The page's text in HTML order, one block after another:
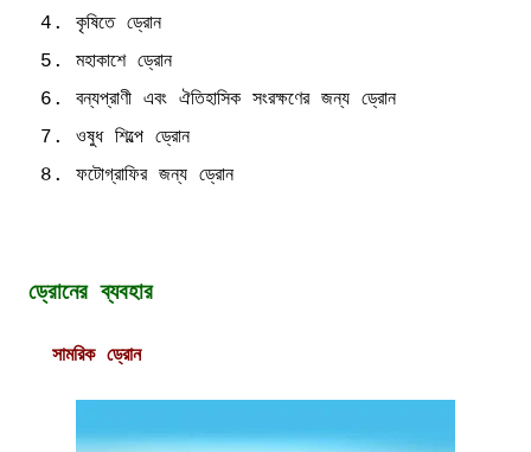
কৃষিতে ড্রোন
মহাকাশে ড্রোন
বন্যপ্রাণী এবং ঐতিহাসিক সংরক্ষণের জন্য ড্রোন
ওষুধ শিল্পে ড্রোন
ফটোগ্রাফির জন্য ড্রোন
ড্রোনের ব্যবহার
সামরিক ড্রোন